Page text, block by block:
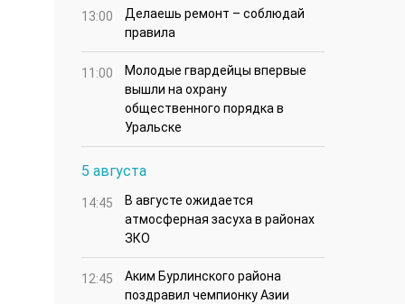
13:00
Делаешь ремонт – соблюдай
правила
11:00
Молодые гвардейцы впервые
вышли на охрану
общественного порядка в
Уральске
5 августа
14:45
В августе ожидается
атмосферная засуха в районах
ЗКО
12:45
Аким Бурлинского района
поздравил чемпионку Азии